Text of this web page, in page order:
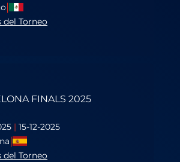
|
del Torneo
FINALS 2025
| 15-12-2025
|
del Torneo